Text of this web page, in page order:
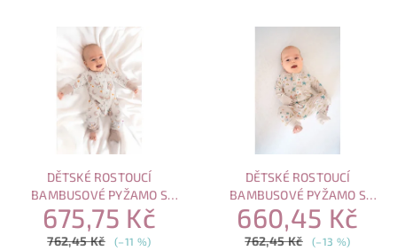
DĚTSKÉ ROSTOUCÍ
BAMBUSOVÉ PYŽAMO S
MAGNETICKÝM ZAPÍNÁNÍM –
SPÍCÍ SOVA
675,75 Kč
762,45 Kč (–11 %)
DĚTSKÉ ROSTOUCÍ
BAMBUSOVÉ PYŽAMO S
MAGNETICKÝM ZAPÍNÁNÍM –
HRAVÉ MOŘE
660,45 Kč
762,45 Kč (–13 %)